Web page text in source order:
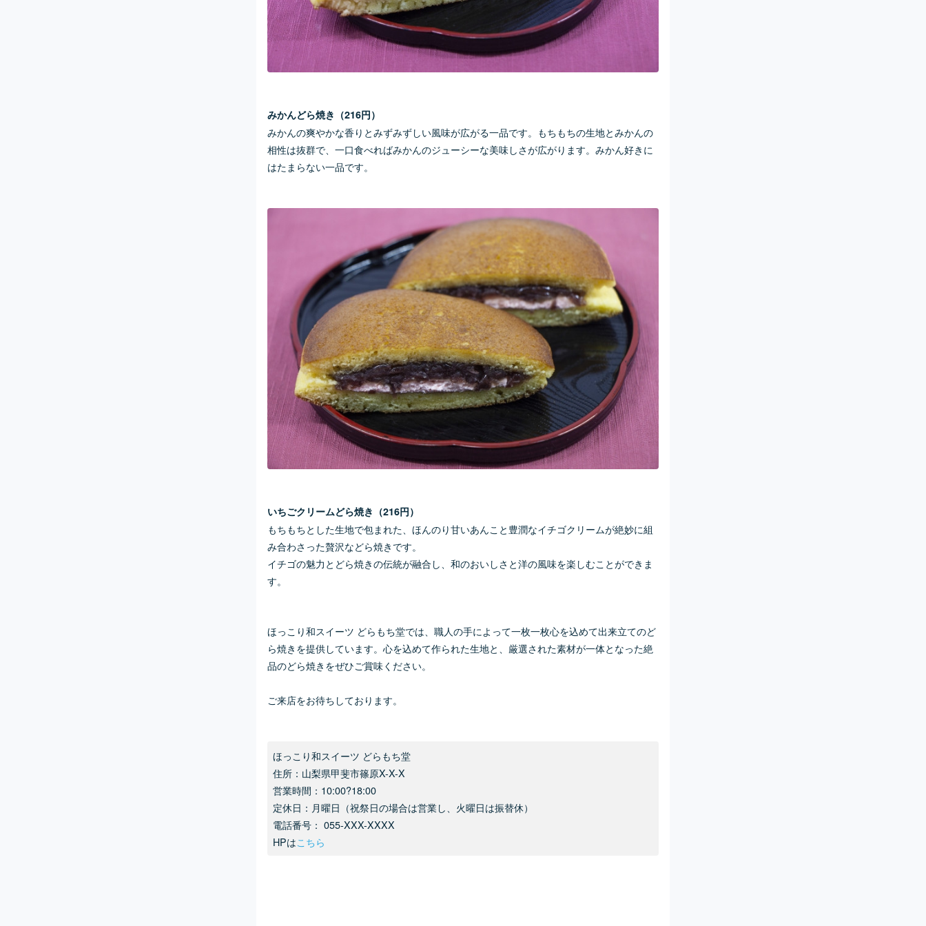
みかんどら焼き（216円）
みかんの爽やかな香りとみずみずしい風味が広がる一品です。もちもちの生地とみかんの
相性は抜群で、一口食べればみかんのジューシーな美味しさが広がります。みかん好きに
はたまらない一品です。
いちごクリームどら焼き（216円）
もちもちとした生地で包まれた、ほんのり甘いあんこと豊潤なイチゴクリームが絶妙に組
み合わさった贅沢などら焼きです。
イチゴの魅力とどら焼きの伝統が融合し、和のおいしさと洋の風味を楽しむことができま
す。
ほっこり和スイーツ どらもち堂では、職人の手によって一枚一枚心を込めて出来立てのど
ら焼きを提供しています。心を込めて作られた生地と、厳選された素材が一体となった絶
品のどら焼きをぜひご賞味ください。
ご来店をお待ちしております。
ほっこり和スイーツ どらもち堂
住所：山梨県甲斐市篠原X-X-X
営業時間：10:00?18:00
定休日：月曜日（祝祭日の場合は営業し、火曜日は振替休）
電話番号： 055-XXX-XXXX
HPはこちら